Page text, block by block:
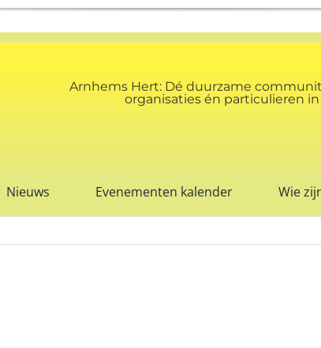
Arnhems Hert: Dé duurzame
organisaties én particulieren
Nieuws Evenementen kalender Wie